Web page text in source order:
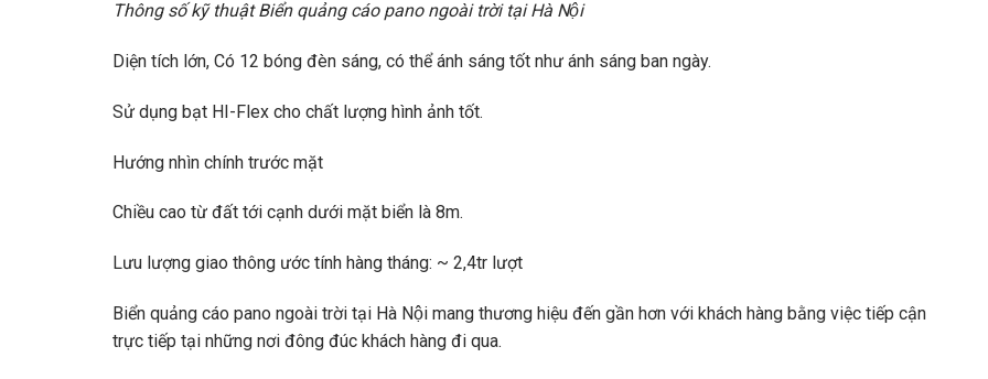
Thông số kỹ thuật Biển quảng cáo pano ngoài trời tại Hà Nội
Diện tích lớn, Có 12 bóng đèn sáng, có thể ánh sáng tốt như ánh sáng ban ngày.
Sử dụng bạt HI-Flex cho chất lượng hình ảnh tốt.
Hướng nhìn chính trước mặt
Chiều cao từ đất tới cạnh dưới mặt biển là 8m.
Lưu lượng giao thông ước tính hàng tháng: ~ 2,4tr lượt
Biển quảng cáo pano ngoài trời tại Hà Nội mang thương hiệu đến gần hơn với khách hàng bằng việc tiếp cận
trực tiếp tại những nơi đông đúc khách hàng đi qua.